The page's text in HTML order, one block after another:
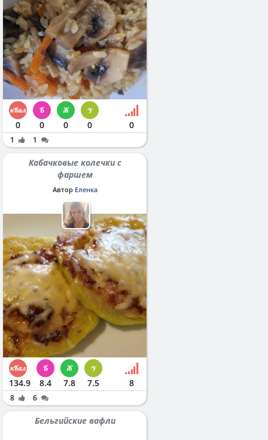
0 0 0 0 0
1 1
Кабачковые колечки с
фаршем
Автор Еленка
134.9 8.4 7.8 7.5 8
8 6
Бельгийские вафли